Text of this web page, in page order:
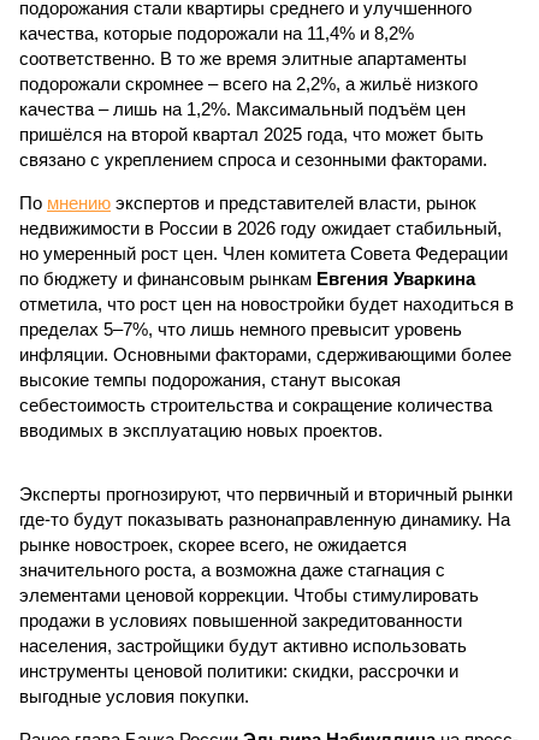
подорожания стали квартиры среднего и улучшенного
качества, которые подорожали на 11,4% и 8,2%
соответственно. В то же время элитные апартаменты
подорожали скромнее – всего на 2,2%, а жильё низкого
качества – лишь на 1,2%. Максимальный подъём цен
пришёлся на второй квартал 2025 года, что может быть
связано с укреплением спроса и сезонными факторами.
По мнению экспертов и представителей власти, рынок
недвижимости в России в 2026 году ожидает стабильный,
но умеренный рост цен. Член комитета Совета Федерации
по бюджету и финансовым рынкам Евгения Уваркина
отметила, что рост цен на новостройки будет находиться в
пределах 5–7%, что лишь немного превысит уровень
инфляции. Основными факторами, сдерживающими более
высокие темпы подорожания, станут высокая
себестоимость строительства и сокращение количества
вводимых в эксплуатацию новых проектов.
Эксперты прогнозируют, что первичный и вторичный рынки
где-то будут показывать разнонаправленную динамику. На
рынке новостроек, скорее всего, не ожидается
значительного роста, а возможна даже стагнация с
элементами ценовой коррекции. Чтобы стимулировать
продажи в условиях повышенной закредитованности
населения, застройщики будут активно использовать
инструменты ценовой политики: скидки, рассрочки и
выгодные условия покупки.